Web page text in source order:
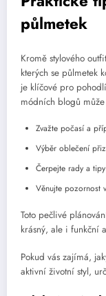
půlmetek
Kromě stylového
kterých se půlmetek
je klíčové pro
módních blogů
Zvažte počasí a
Výběr oblečení
Čerpejte rady a
Věnujte pozornost
Toto pečlivé
krásný, ale i funkční
Pokud vás zajímá,
aktivní životní styl,